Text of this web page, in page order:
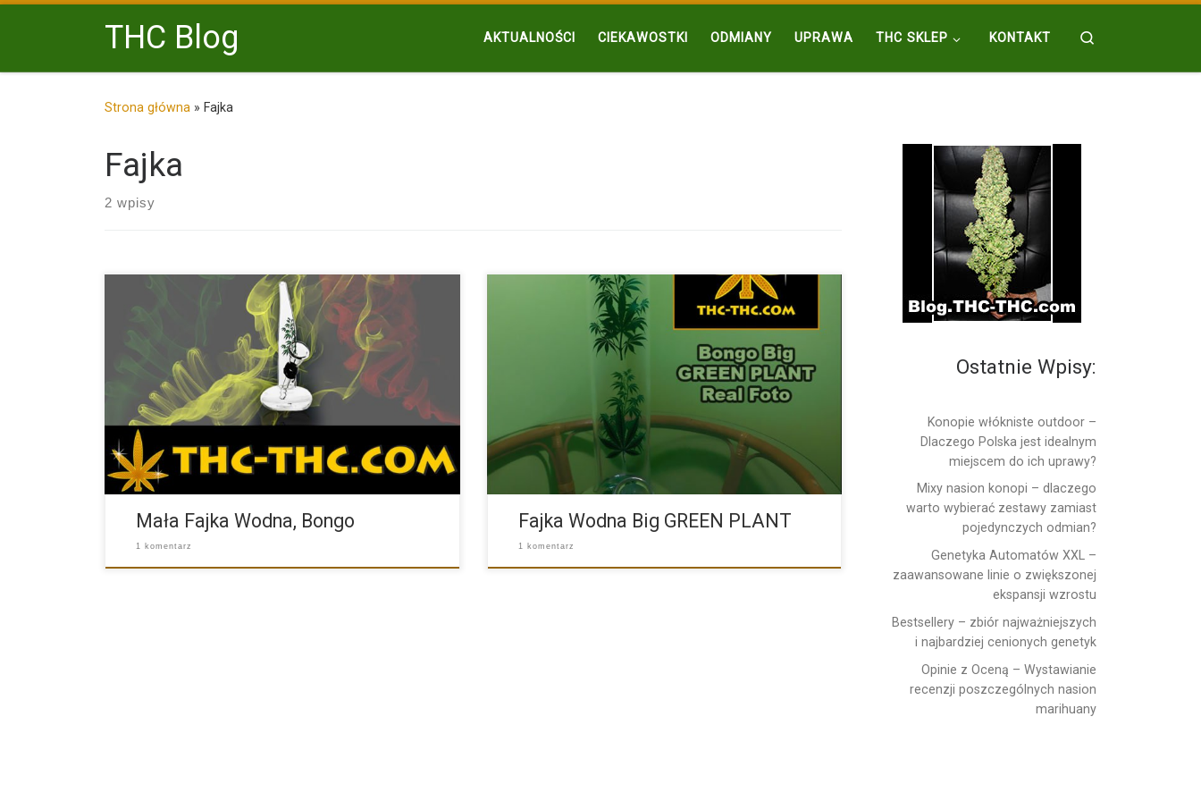
Przejdź do treściTHC Blog AKTUALNOŚCI CIEKAWOSTKI ODMIANY UPRAWA THC SKLEP KONTAKT
Strona główna » Fajka
Fajka
2 wpisy
Szukasz małej poręcznej fajki wodnej? Mamy dla Ciebie
propozycję takiego […]
Mała Fajka Wodna, Bongo
1 komentarz
Fajka wodna – Bongo Big GREEN PLANT to przepiękna fajka
Fajka Wodna Big GREEN PLANT
1 komentarz
Ostatnie Wpisy:
Konopie włókniste outdoor –
Dlaczego Polska jest idealnym
miejscem do ich uprawy?
Mixy nasion konopi – dlaczego
warto wybierać zestawy zamiast
pojedynczych odmian?
Genetyka Automatów XXL –
zaawansowane linie o zwiększonej
ekspansji wzrostu
Bestsellery – zbiór najważniejszych
i najbardziej cenionych genetyk
Opinie z Oceną – Wystawianie
recenzji poszczególnych nasion
marihuany